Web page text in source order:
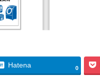
Hatena 0